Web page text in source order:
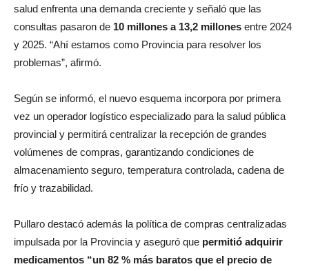
salud enfrenta una demanda creciente y señaló que las
consultas pasaron de 10 millones a 13,2 millones entre 2024
y 2025. “Ahí estamos como Provincia para resolver los
problemas”, afirmó.
Según se informó, el nuevo esquema incorpora por primera
vez un operador logístico especializado para la salud pública
provincial y permitirá centralizar la recepción de grandes
volúmenes de compras, garantizando condiciones de
almacenamiento seguro, temperatura controlada, cadena de
frío y trazabilidad.
Pullaro destacó además la política de compras centralizadas
impulsada por la Provincia y aseguró que permitió adquirir
medicamentos “un 82 % más baratos que el precio de